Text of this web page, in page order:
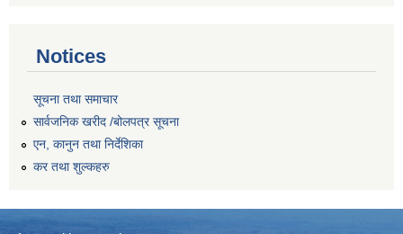
Notices
सूचना तथा समाचार
सार्वजनिक खरीद /बोलपत्र सूचना
एन, कानुन तथा निर्देशिका
कर तथा शुल्कहरु